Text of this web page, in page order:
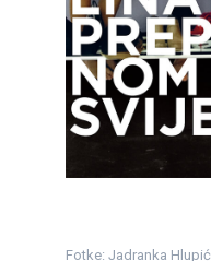
Fotke: Jadranka Hlupić